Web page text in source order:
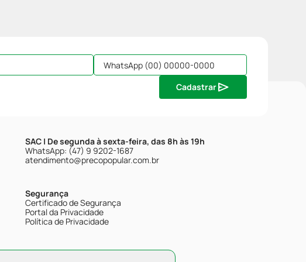
Cadastrar
SAC | De segunda à sexta-feira, das 8h às 19h
WhatsApp: (47) 9 9202-1687
atendimento@precopopular.com.br
Segurança
Certificado de Segurança
Portal da Privacidade
Política de Privacidade